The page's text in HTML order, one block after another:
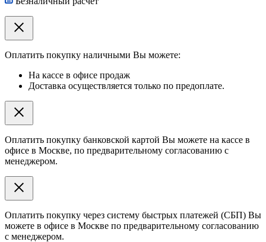
Оплатить покупку наличными Вы можете:
На кассе в офисе продаж
Доставка осуществляется только по предоплате.
Оплатить покупку банковской картой Вы можете на кассе в
офисе в Москве, по предварительному согласованию с
менеджером.
Оплатить покупку через систему быстрых платежей (СБП) Вы
можете в офисе в Москве по предварительному согласованию
с менеджером.